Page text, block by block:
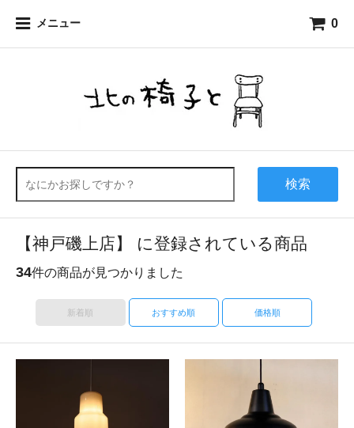
メニュー 0
検索
【神戸磯上店】 に登録されている商品
34件の商品が見つかりました
新着順 おすすめ順 価格順